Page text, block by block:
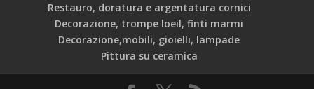
Restauro, doratura e argentatura cornici
Decorazione, trompe loeil, finti marmi
Decorazione,mobili, gioielli, lampade
Pittura su ceramica